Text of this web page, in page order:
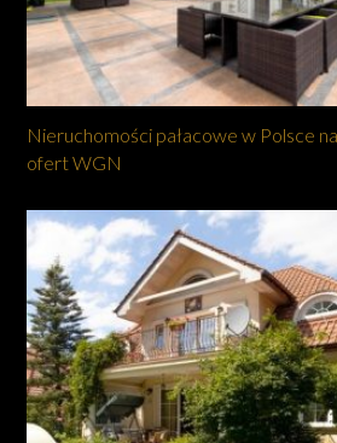
Nieruchomości pałacowe w Polsce
ofert WGN